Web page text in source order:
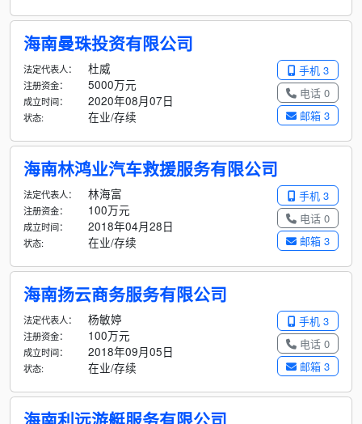
海南曼珠投资有限公司
手机 3
电话 0
邮箱 3
法定代表人： 杜威
注册资金： 5000万元
成立时间： 2020年08月07日
状态: 在业/存续
海南林鸿业汽车救援服务有限公司
手机 3
电话 0
邮箱 3
法定代表人： 林海富
注册资金： 100万元
成立时间： 2018年04月28日
状态: 在业/存续
海南扬云商务服务有限公司
手机 3
电话 0
邮箱 3
法定代表人： 杨敏婷
注册资金： 100万元
成立时间： 2018年09月05日
状态: 在业/存续